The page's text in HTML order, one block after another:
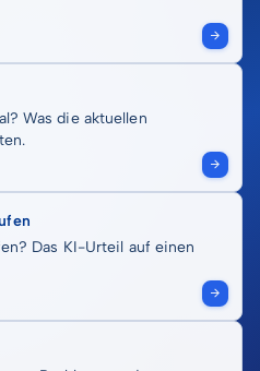
Was die aktuellen
Das KI-Urteil auf einen